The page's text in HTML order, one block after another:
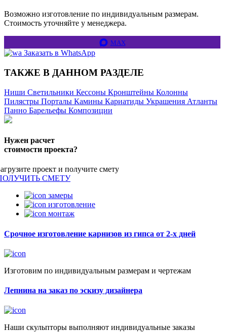
Возможно изготовление по индивидуальным размерам.
Стоимость уточняйте у менеджера.
MAX
Заказать в WhatsApp
ТАКЖЕ В ДАННОМ РАЗДЕЛЕ
Ниши Светильники Кессоны Кронштейны Колонны
Пилястры Порталы Камины Кариатиды Украшения Атланты
Панно Барельефы Композиции
Нужен расчет
стоимости проекта?
проект и получите смету
СМЕТУ
замеры
изготовление
монтаж
Срочное изготовление карнизов из гипса от 2-х дней
Изготовим по индивидуальным размерам и чертежам
Лепнина на заказ по эскизу дизайнера
Наши скульпторы выполняют индивидуальные заказы